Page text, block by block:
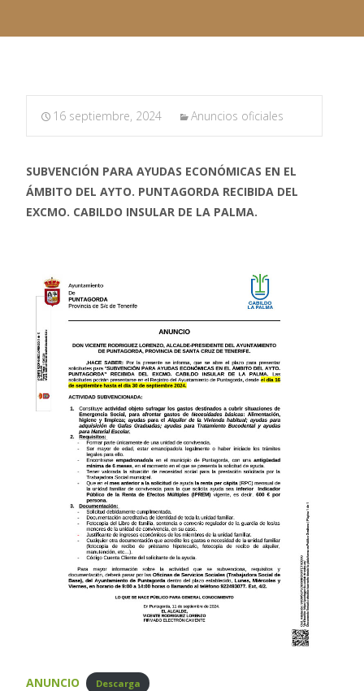
16 septiembre, 2024 Anuncios oficiales
SUBVENCIÓN PARA AYUDAS ECONÓMICAS EN EL
ÁMBITO DEL AYTO. PUNTAGORDA RECIBIDA DEL
EXCMO. CABILDO INSULAR DE LA PALMA.
ANUNCIO Descarga